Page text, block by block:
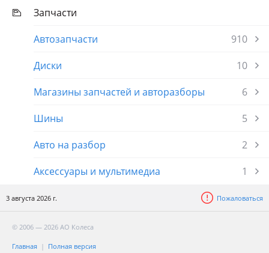
Запчасти
Автозапчасти
910
Диски
10
Магазины запчастей и авторазборы
6
Шины
5
Авто на разбор
2
Аксессуары и мультимедиа
1
3 августа 2026 г. Пожаловаться
© 2006 — 2026 АО Колеса
Главная Полная версия